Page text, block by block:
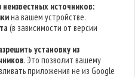
источников:
на вашем устройстве.
(в зависимости от версии
установку из
. Это позволит вашему
приложения не из Google